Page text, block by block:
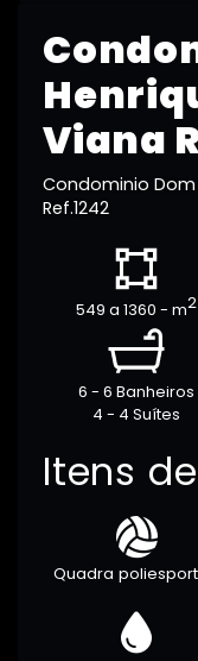
Viana
Condominio Dom
Ref.1242
549 a 1360 - m2
6 - 6 Banheiros
4 - 4 Suítes
Itens
Quadra